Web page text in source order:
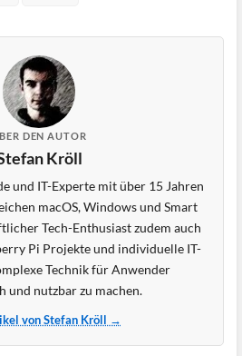
DEN AUTOR
Kröll
und IT-Experte mit über 15 Jahren
macOS, Windows und Smart
Tech-Enthusiast zudem auch
Pi Projekte und individuelle IT-
Technik für Anwender
und nutzbar zu machen.
von Stefan Kröll →